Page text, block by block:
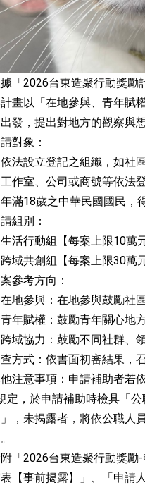
「2026台東造聚行動獎勵
畫以「在地參與、青年賦
發，提出對地方的觀察與
對象：
依法設立登記之組織，如社
工作室、公司或商號等依法
年滿18歲之中華民國國民，
組別：
生活行動組【每案上限10萬
跨域共創組【每案上限30萬
參考方向：
在地參與：在地參與鼓勵社
青年賦權：鼓勵青年關心地
跨域協力：鼓勵不同社群、
方式：依書面初審結果，
注意事項：申請補助者若
定，於申請補助時檢具「
，未揭露者，將依公職人
「2026台東造聚行動獎
【事前揭露】」、「申請